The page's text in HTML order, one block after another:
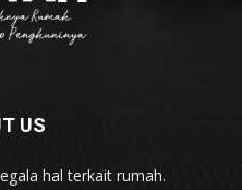
US
hal terkait rumah.